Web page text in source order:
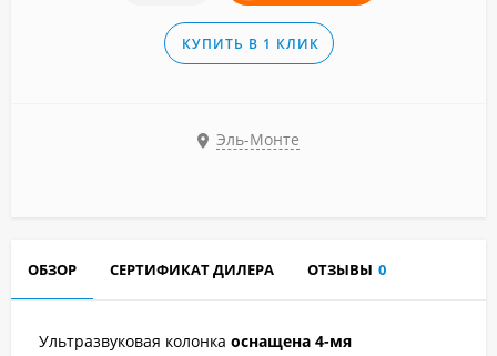
КУПИТЬ В 1 КЛИК
Эль-Монте
ОБЗОР СЕРТИФИКАТ ДИЛЕРА ОТЗЫВЫ 0
Ультразвуковая колонка оснащена 4-мя